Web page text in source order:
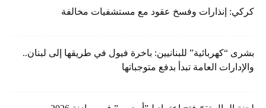
كركي: إنذارات وفسخ عقود مع مستشفيات مخالفة
بشرى “كهربائية” للبنانيين: باخرة فيول في طريقها إلى لبنان..
والإدارات العامة تبدأ بدفع متوجباتها